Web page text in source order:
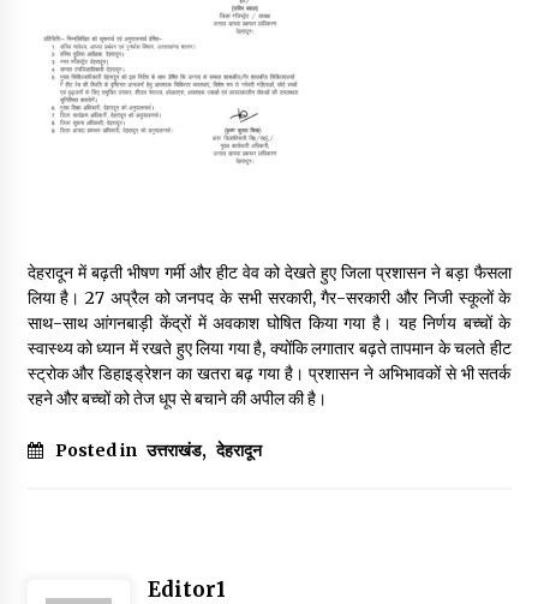
May 16, 2022
Thought Of The Day 14 May
May 14, 2022
Thought Of The Day 12 May
May 12, 2022
May 11, 2022
देहरादून में बढ़ती भीषण गर्मी और हीट वेव को देखते हुए जिला प्रशासन ने बड़ा फैसला
लिया है। 27 अप्रैल को जनपद के सभी सरकारी, गैर-सरकारी और निजी स्कूलों के
साथ-साथ आंगनबाड़ी केंद्रों में अवकाश घोषित किया गया है। यह निर्णय बच्चों के
स्वास्थ्य को ध्यान में रखते हुए लिया गया है, क्योंकि लगातार बढ़ते तापमान के चलते हीट
स्ट्रोक और डिहाइड्रेशन का खतरा बढ़ गया है। प्रशासन ने अभिभावकों से भी सतर्क
रहने और बच्चों को तेज धूप से बचाने की अपील की है।
Posted in उत्तराखंड, देहरादून
Editor1